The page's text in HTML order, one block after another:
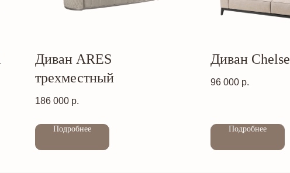
Диван ARES
трехместный
186 000 р.
Подробнее
Диван Chelse
96 000 р.
Подробнее